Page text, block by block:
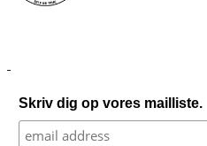
Skriv dig op vores mailliste.